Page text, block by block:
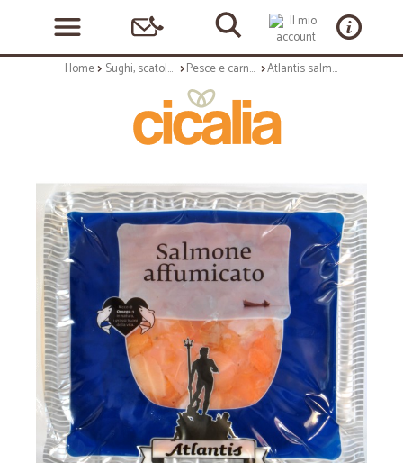
Home Sughi, scatolame e condimenti Pesce e carne in scatola Atlantis salmone affumicato ritagli gr.200